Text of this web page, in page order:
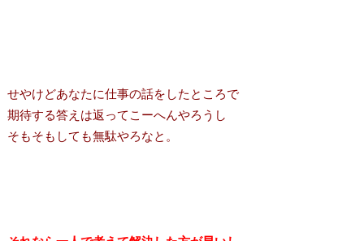
せやけどあなたに仕事の話をしたところで
期待する答えは返ってこーへんやろうし
そもそもしても無駄やろなと。